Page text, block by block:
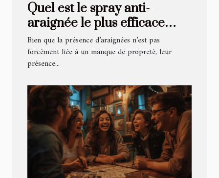
Quel est le spray anti-
araignée le plus efficace
pour sa maison ?
Bien que la présence d’araignées n’est pas
forcément liée à un manque de propreté, leur
présence...